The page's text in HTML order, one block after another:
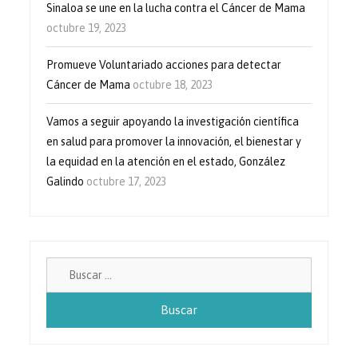
Sinaloa se une en la lucha contra el Cáncer de Mama
octubre 19, 2023
Promueve Voluntariado acciones para detectar
Cáncer de Mama octubre 18, 2023
Vamos a seguir apoyando la investigación científica
en salud para promover la innovación, el bienestar y
la equidad en la atención en el estado, González
Galindo octubre 17, 2023